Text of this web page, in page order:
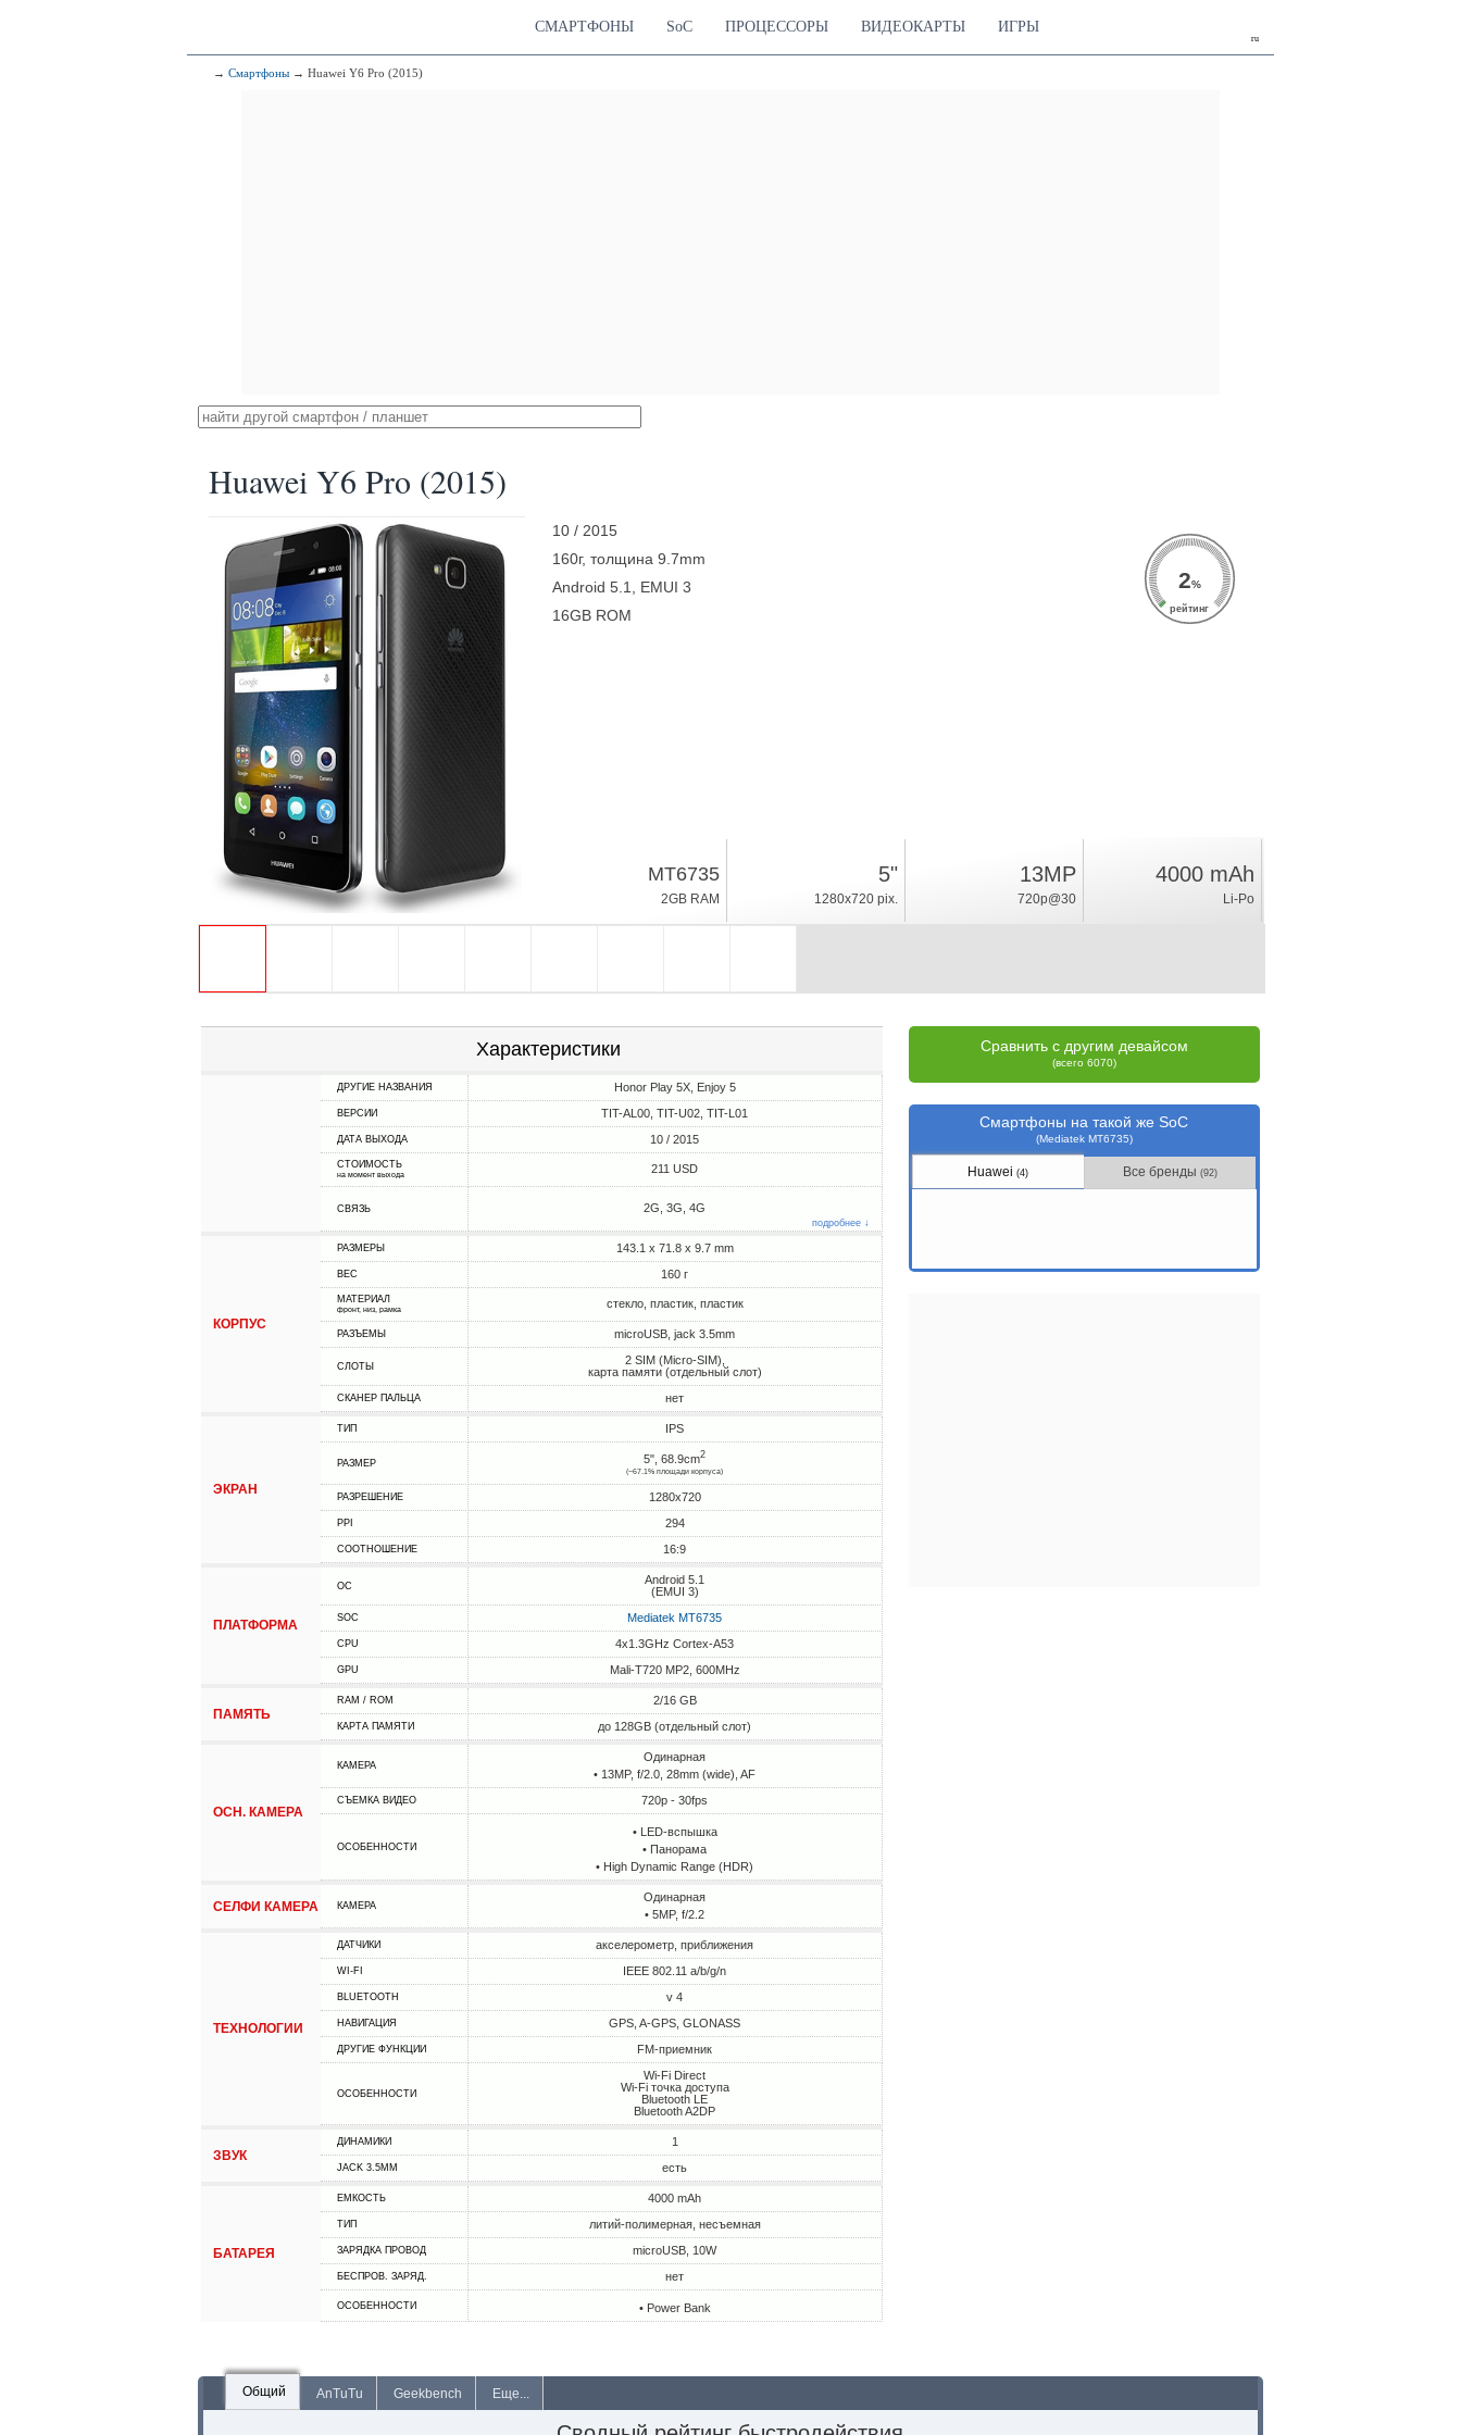
ru
СМАРТФОНЫ SoC ПРОЦЕССОРЫ ВИДЕОКАРТЫ ИГРЫ
→ Смартфоны → Huawei Y6 Pro (2015)
Huawei Y6 Pro (2015)
10 / 2015
160г, толщина 9.7mm
Android 5.1, EMUI 3
16GB ROM
2%
рейтинг
MT6735
2GB RAM
5"
1280x720 pix.
13MP
720p@30
4000 mAh
Li-Po
Характеристики
ДРУГИЕ НАЗВАНИЯ Honor Play 5X, Enjoy 5
ВЕРСИИ TIT-AL00, TIT-U02, TIT-L01
ДАТА ВЫХОДА 10 / 2015
СТОИМОСТЬ
на момент выхода 211 USD
СВЯЗЬ 2G, 3G, 4G
подробнее ↓
КОРПУС
РАЗМЕРЫ 143.1 x 71.8 x 9.7 mm
ВЕС 160 г
МАТЕРИАЛ
фронт, низ, рамка стекло, пластик, пластик
РАЗЪЕМЫ microUSB, jack 3.5mm
СЛОТЫ
2 SIM (Micro-SIM),
карта памяти (отдельный слот)
СКАНЕР ПАЛЬЦА нет
ЭКРАН
ТИП IPS
РАЗМЕР 5", 68.9cm2
(~67.1% площади корпуса)
РАЗРЕШЕНИЕ 1280x720
PPI 294
СООТНОШЕНИЕ 16:9
ПЛАТФОРМА
ОС
Android 5.1
(EMUI 3)
SOC Mediatek MT6735
CPU 4x1.3GHz Cortex-A53
GPU Mali-T720 MP2, 600MHz
ПАМЯТЬ
RAM / ROM 2/16 GB
КАРТА ПАМЯТИ до 128GB (отдельный слот)
ОСН. КАМЕРА
КАМЕРА
Одинарная
• 13MP, f/2.0, 28mm (wide), AF
СЪЕМКА ВИДЕО 720p - 30fps
ОСОБЕННОСТИ
• LED-вспышка
• Панорама
• High Dynamic Range (HDR)
СЕЛФИ КАМЕРА КАМЕРА
Одинарная
• 5MP, f/2.2
ТЕХНОЛОГИИ
ДАТЧИКИ акселерометр, приближения
WI-FI IEEE 802.11 a/b/g/n
BLUETOOTH v 4
НАВИГАЦИЯ GPS, A-GPS, GLONASS
ДРУГИЕ ФУНКЦИИ FM-приемник
ОСОБЕННОСТИ
Wi-Fi Direct
Wi-Fi точка доступа
Bluetooth LE
Bluetooth A2DP
ЗВУК
ДИНАМИКИ 1
JACK 3.5MM есть
БАТАРЕЯ
ЕМКОСТЬ 4000 mAh
ТИП литий-полимерная, несъемная
ЗАРЯДКА ПРОВОД microUSB, 10W
БЕСПРОВ. ЗАРЯД. нет
ОСОБЕННОСТИ • Power Bank
Сравнить с другим девайсом
(всего 6070)
Смартфоны на такой же SoC
(Mediatek MT6735)
Huawei(4) Все бренды (92)
Общий AnTuTu Geekbench Еще...